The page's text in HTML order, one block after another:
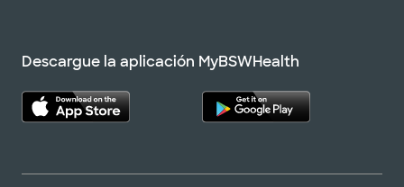
Descargue la aplicación MyBSWHealth